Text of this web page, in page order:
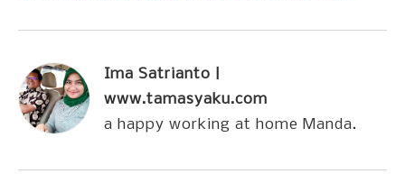
Ima Satrianto |
www.tamasyaku.com
a happy working at home Manda.